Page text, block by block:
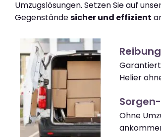
Umzugslösungen. Setzen Sie auf
Gegenständesicher und effizient
Helier
Ohne